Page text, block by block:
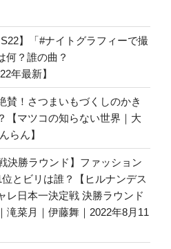
】「#ナイトグラフィーで撮
何？誰の曲？
年最新】
賛！さつまいもづくしのかき
【マツコの知らない世界｜大
らん】
決勝ラウンド】ファッション
とビリは誰？【ヒルナンデス
レ日本一決定戦 決勝ラウンド
菜月｜伊藤舞｜2022年8月11